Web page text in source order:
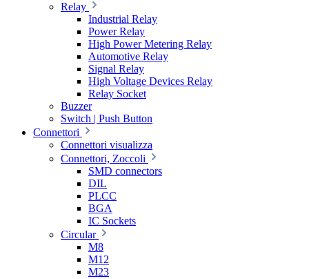
Relay
Industrial Relay
Power Relay
High Power Metering Relay
Automotive Relay
Signal Relay
High Voltage Devices Relay
Relay Socket
Buzzer
Switch | Push Button
Connettori
Connettori visualizza
Connettori, Zoccoli
SMD connectors
DIL
PLCC
BGA
IC Sockets
Circular
M8
M12
M23